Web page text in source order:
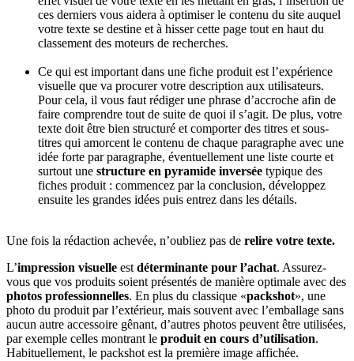
ces derniers vous aidera à optimiser le contenu du site auquel
votre texte se destine et à hisser cette page tout en haut du
classement des moteurs de recherches.
Ce qui est important dans une fiche produit est l’expérience
visuelle que va procurer votre description aux utilisateurs.
Pour cela, il vous faut rédiger une phrase d’accroche afin de
faire comprendre tout de suite de quoi il s’agit. De plus, votre
texte doit être bien structuré et comporter des titres et sous-
titres qui amorcent le contenu de chaque paragraphe avec une
idée forte par paragraphe, éventuellement une liste courte et
surtout une structure en pyramide inversée typique des
fiches produit : commencez par la conclusion, développez
ensuite les grandes idées puis entrez dans les détails.
Une fois la rédaction achevée, n’oubliez pas de relire votre texte.
L’impression visuelle est déterminante pour l’achat. Assurez-
vous que vos produits soient présentés de manière optimale avec des
photos professionnelles. En plus du classique «packshot», une
photo du produit par l’extérieur, mais souvent avec l’emballage sans
aucun autre accessoire gênant, d’autres photos peuvent être utilisées,
par exemple celles montrant le produit en cours d’utilisation.
Habituellement, le packshot est la première image affichée.